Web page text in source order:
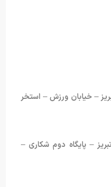
– خیابان ورزش – استخر
– پایگاه دوم شکاری –